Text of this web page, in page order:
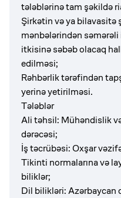
tələblərinə tam şəkildə
Şirkətin və ya bilavasitə
mənbələrindən
itkisinə səbəb olacaq
edilməsi;
Rəhbərlik tərəfindən
yerinə yetirilməsi.
Tələblər
Ali təhsil: Mühəndislik
dərəcəsi;
İş təcrübəsi: Oxşar
Tikinti normalarına və
biliklər;
Dil bilikləri: Azərbaycan